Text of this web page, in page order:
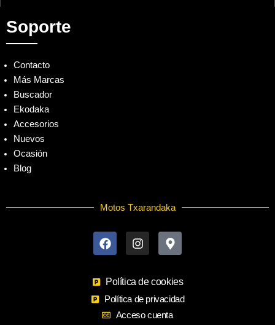
Soporte
Contacto
Más Marcas
Buscador
Ekodaka
Accesorios
Nuevos
Ocasión
Blog
Motos Txarandaka
a
c
o
o
k
n
s
g
r
a
m
a
p
a
r
k
e
Política de cookies
Política de privacidad
Acceso cuenta